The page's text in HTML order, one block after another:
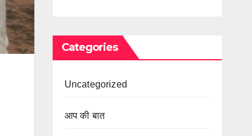
Categories
Uncategorized
आप की बात